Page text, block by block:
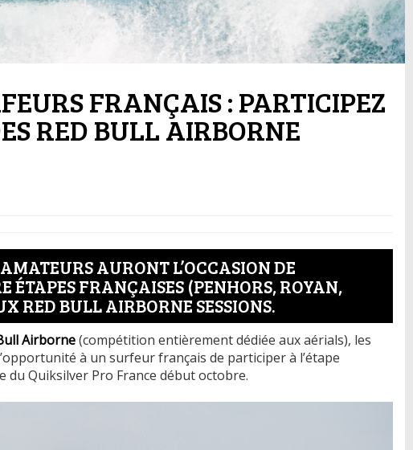
FRANÇAIS : PARTICIPEZ
RED BULL AIRBORNE
AURONT L’OCCASION DE
ÉTAPES FRANÇAISES (PENHORS, ROYAN,
RED BULL AIRBORNE SESSIONS.
Airborne(compétition entièrement dédiée aux aérials), les
à un surfeur français de participer à l’étape
du Quiksilver Pro France début octobre.